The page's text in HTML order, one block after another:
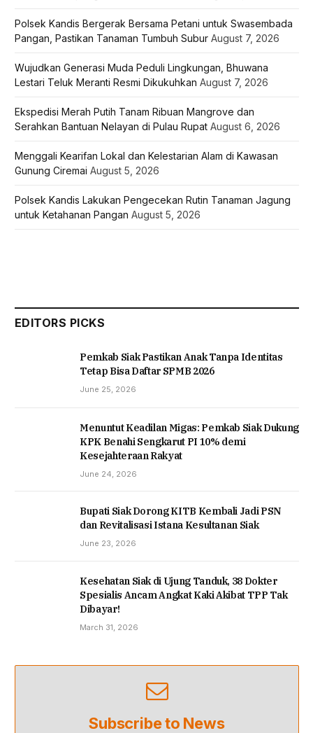
Polsek Kandis Bergerak Bersama Petani untuk Swasembada
Pangan, Pastikan Tanaman Tumbuh Subur August 7, 2026
Wujudkan Generasi Muda Peduli Lingkungan, Bhuwana
Lestari Teluk Meranti Resmi Dikukuhkan August 7, 2026
Ekspedisi Merah Putih Tanam Ribuan Mangrove dan
Serahkan Bantuan Nelayan di Pulau Rupat August 6, 2026
Menggali Kearifan Lokal dan Kelestarian Alam di Kawasan
Gunung Ciremai August 5, 2026
Polsek Kandis Lakukan Pengecekan Rutin Tanaman Jagung
untuk Ketahanan Pangan August 5, 2026
EDITORS PICKS
Pemkab Siak Pastikan Anak Tanpa Identitas
Tetap Bisa Daftar SPMB 2026
June 25, 2026
Menuntut Keadilan Migas: Pemkab Siak Dukung
KPK Benahi Sengkarut PI 10% demi
Kesejahteraan Rakyat
June 24, 2026
Bupati Siak Dorong KITB Kembali Jadi PSN
dan Revitalisasi Istana Kesultanan Siak
June 23, 2026
Kesehatan Siak di Ujung Tanduk, 38 Dokter
Spesialis Ancam Angkat Kaki Akibat TPP Tak
Dibayar!
March 31, 2026
Subscribe to News